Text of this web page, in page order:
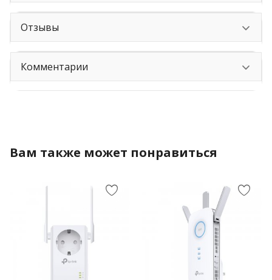
Отзывы
Комментарии
Вам также может понравиться